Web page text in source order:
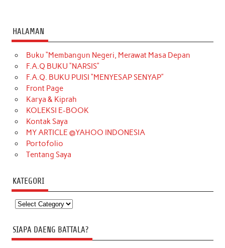
HALAMAN
Buku “Membangun Negeri, Merawat Masa Depan
F.A.Q BUKU “NARSIS”
F.A.Q. BUKU PUISI “MENYESAP SENYAP”
Front Page
Karya & Kiprah
KOLEKSI E-BOOK
Kontak Saya
MY ARTICLE @YAHOO INDONESIA
Portofolio
Tentang Saya
KATEGORI
Kategori
SIAPA DAENG BATTALA?